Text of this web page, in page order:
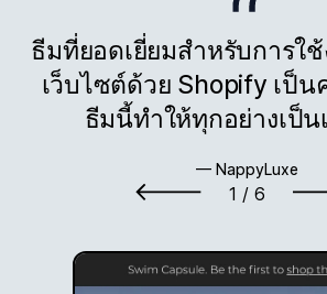
ธีมที่ยอดเยี่ยมสำหรับการใ
เว็บไซต์ด้วย Shopify เป็น
ธีมนี้ทำให้ทุกอย่างเป็น
— NappyLuxe
1 / 6